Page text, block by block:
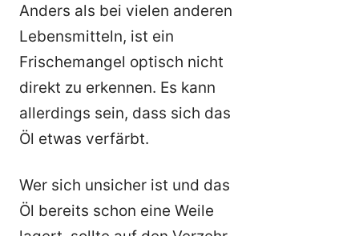
Anders als bei vielen anderen
Lebensmitteln, ist ein
Frischemangel optisch nicht
direkt zu erkennen. Es kann
allerdings sein, dass sich das
Öl etwas verfärbt.
Wer sich unsicher ist und das
Öl bereits schon eine Weile